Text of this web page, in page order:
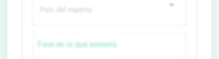
Fase en la que asesora